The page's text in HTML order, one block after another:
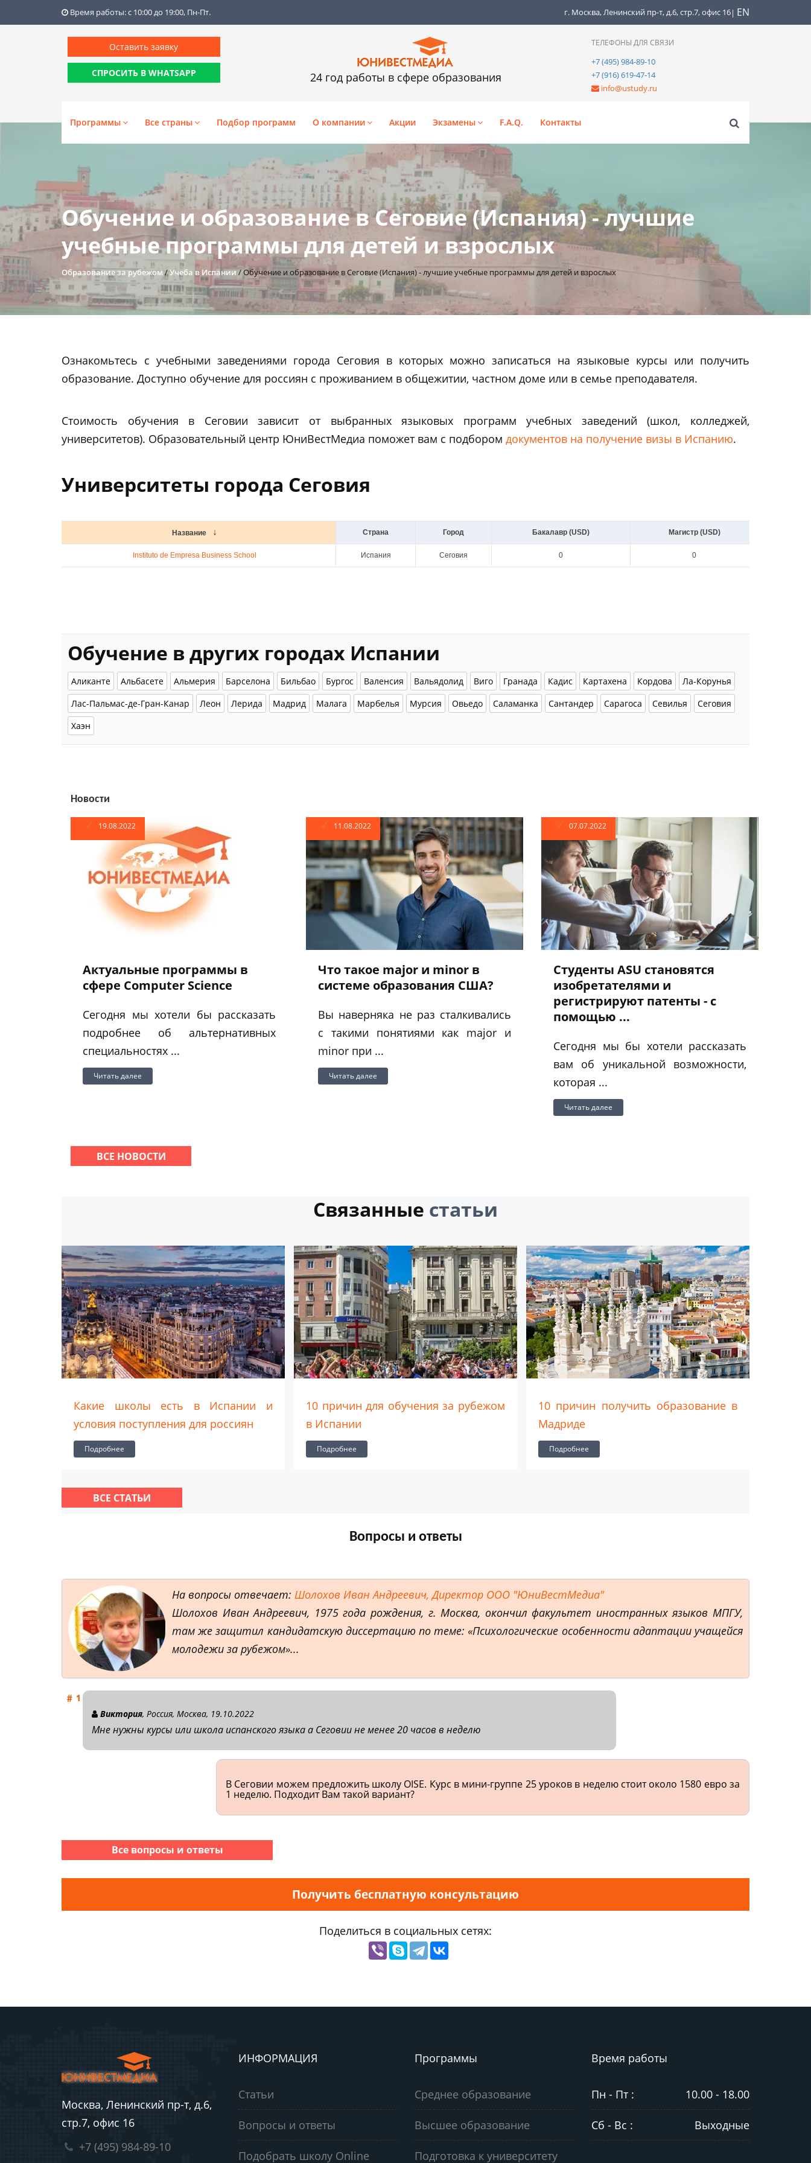
Время работы: с 10:00 до 19:00, Пн-Пт. г. Москва, Ленинский пр-т, д.6, стр.7, офис 16| EN
Оставить заявку
СПРОСИТЬ В WHATSAPP 24 год работы в сфере образования
ТЕЛЕФОНЫ ДЛЯ СВЯЗИ
+7 (495) 984-89-10
+7 (916) 619-47-14
info@ustudy.ru
Программы Все страны Подбор программ О компании Акции Экзамены F.A.Q. Контакты
Обучение и образование в Сеговие (Испания) - лучшие
учебные программы для детей и взрослых
Образование за рубежом/Учеба в Испании/Обучение и образование в Сеговие (Испания) - лучшие учебные программы для детей и взрослых
Ознакомьтесь с учебными заведениями города Сеговия в которых можно записаться на языковые курсы или получить
образование. Доступно обучение для россиян с проживанием в общежитии, частном доме или в семье преподавателя.
Стоимость обучения в Сеговии зависит от выбранных языковых программ учебных заведений (школ, колледжей,
университетов). Образовательный центр ЮниВестМедиа поможет вам c подбором документов на получение визы в Испанию.
Университеты города Сеговия
Название Страна Город Бакалавр (USD) Магистр (USD)
Instituto de Empresa Business School Испания Сеговия 0 0
Обучение в других городах Испании
Аликанте Альбасете Альмерия Барселона Бильбао Бургос Валенсия Вальядолид Виго Гранада Кадис Картахена Кордова
Ла-Корунья
Лас-Пальмас-де-Гран-Канар
Леон Лерида Мадрид Малага Марбелья Мурсия Овьедо Саламанка Сантандер Сарагоса Севилья
Сеговия
Хаэн
Новости
19.08.2022
Актуальные программы в
сфере Computer Science
Сегодня мы хотели бы рассказать
подробнее об альтернативных
специальностях ...
Читать далее
11.08.2022
Что такое major и minor в
системе образования США?
Вы наверняка не раз сталкивались
с такими понятиями как major и
minor при ...
Читать далее
07.07.2022
Студенты ASU становятся
изобретателями и
регистрируют патенты - с
помощью ...
Сегодня мы бы хотели рассказать
вам об уникальной возможности,
которая ...
Читать далее
ВСЕ НОВОСТИ
Связанные статьи
Какие школы есть в Испании и
условия поступления для россиян
10 причин для обучения за рубежом
в Испании
10 причин получить образование в
Цены на учебу в
ВСЕ СТАТЬИ
Вопросы и ответы
На вопросы отвечает: Шолохов Иван Андреевич, Директор ООО "ЮниВестМедиа"
Шолохов Иван Андреевич, 1975 года рождения, г. Москва, окончил факультет иностранных языков МПГУ,
там же защитил кандидатскую диссертацию по теме: «Психологические особенности адаптации учащейся
молодежи за рубежом»...
Виктория, Россия, Москва, 19.10.2022
Мне нужны курсы или школа испанского языка а Сеговии не менее 20 часов в неделю
В Сеговии можем предложить школу OISE. Курс в мини-группе 25 уроков в неделю стоит около 1580 евро за
1 неделю. Подходит Вам такой вариант?
Все вопросы и ответы
Получить бесплатную консультацию
Поделиться в социальных сетях:
Москва, Ленинский пр-т, д.6,
стр.7, офис 16
+7 (495) 984-89-10
ИНФОРМАЦИЯ
Статьи
Вопросы и ответы
Подобрать школу Online
Программы
Среднее образование
Высшее образование
Подготовка к университету
Время работы
Пн - Пт : 10.00 - 18.00
Сб - Вс : Выходные